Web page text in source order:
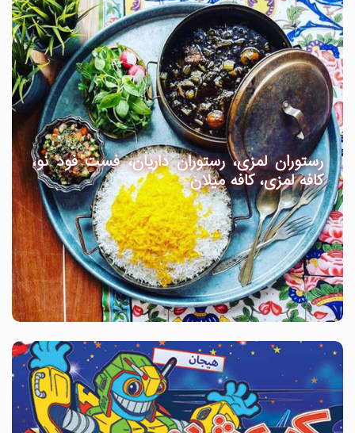
رستوران لمزی، رستوران داریان، فست فود نو،
کافه لمزی، کافه میلان